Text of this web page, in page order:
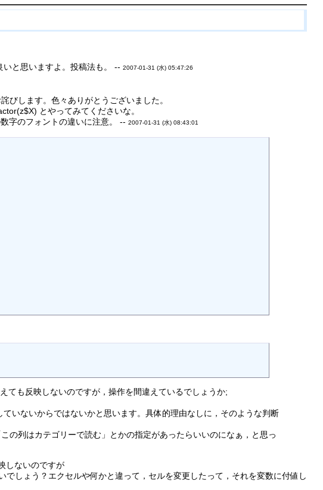
と思いますよ。投稿法も。 -- 2007-01-31 (水) 05:47:26
びします。色々ありがとうございました。
とやってみてくださいな。
字のフォントの違いに注意。 -- 2007-01-31 (水) 08:43:01
ても反映しないのですが，操作を間違えているでしょうか;
いないからではないかと思います。具体的理由なしに，そのような判断
列はカテゴリーで読む」とかの指定があったらいいのになぁ，と思っ
しないのですが
しょう？エクセルや何かと違って，セルを変更したって，それを変数に付値し